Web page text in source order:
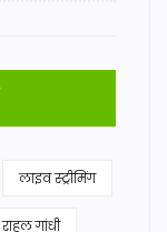
लाइव स्ट्रीमिंग
राहुल गांधी